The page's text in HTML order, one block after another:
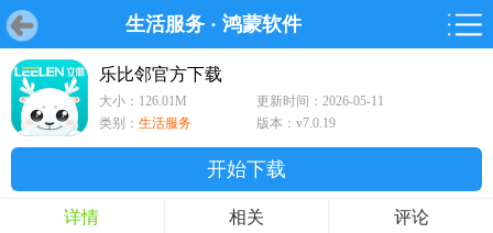
生活服务 · 鸿蒙软件
首页 游戏 软件
首页 游戏 软件 鸿蒙
游戏
鸿蒙
软件
专题
乐比邻官方下载
大小：126.01M
更新时间：2026-05-11
类别： 生活服务 版本：v7.0.19
开始下载
详情 相关 评论